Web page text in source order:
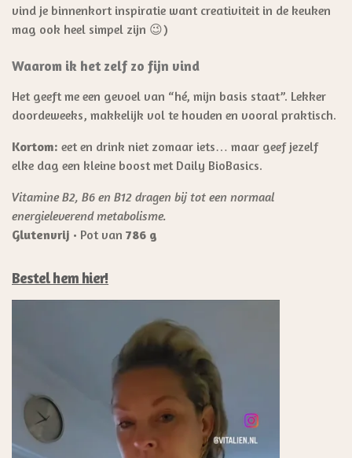
vind je binnenkort inspiratie want creativiteit in de keuken
mag ook heel simpel zijn 😉)
Waarom ik het zelf zo fijn vind
Het geeft me een gevoel van “hé, mijn basis staat”. Lekker
doordeweeks, makkelijk vol te houden en vooral praktisch.
Kortom: eet en drink niet zomaar iets… maar geef jezelf
elke dag een kleine boost met Daily BioBasics.
Vitamine B2, B6 en B12 dragen bij tot een normaal
energieleverend metabolisme.
Glutenvrij • Pot van 786 g
Bestel hem hier!